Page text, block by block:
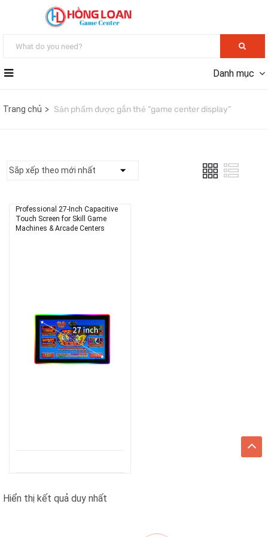
Danh mục
Trang chủ Sản phẩm được gắn thẻ “game center display”
Professional 27-Inch Capacitive
Touch Screen for Skill Game
Machines & Arcade Centers
Hiển thị kết quả duy nhất